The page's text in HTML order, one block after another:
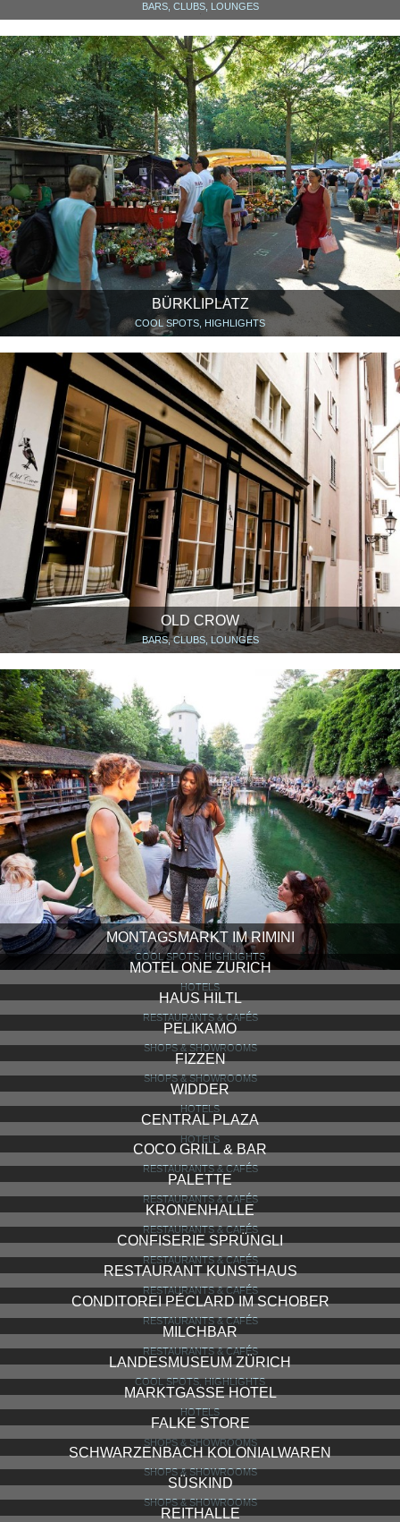
BARS, CLUBS, LOUNGES
BÜRKLIPLATZ
COOL SPOTS, HIGHLIGHTS
OLD CROW
BARS, CLUBS, LOUNGES
MONTAGSMARKT IM RIMINI
COOL SPOTS, HIGHLIGHTS
MOTEL ONE ZURICH
HAUS HILTL
RESTAURANTS & CAFÉS